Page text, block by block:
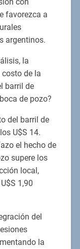
favorezca a
argentinos.
la
de la
barril de
de pozo?
del barril de
U$S 14.
el hecho de
supere los
local,
1,90
del
la